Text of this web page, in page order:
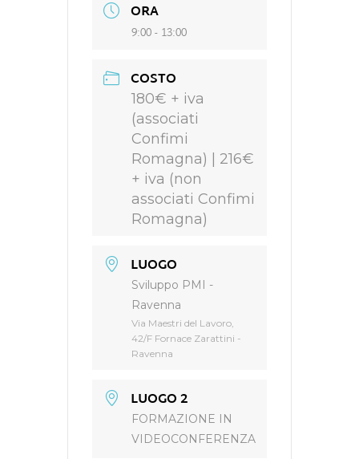
ORA
9:00 - 13:00
COSTO
180€ + iva
(associati
Confimi
Romagna) | 216€
+ iva (non
associati Confimi
Romagna)
LUOGO
Sviluppo PMI -
Ravenna
Via Maestri del Lavoro,
42/F Fornace Zarattini -
Ravenna
LUOGO 2
FORMAZIONE IN
VIDEOCONFERENZA